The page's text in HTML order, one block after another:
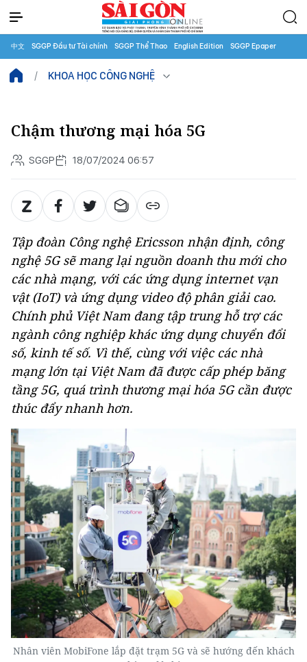
中文 SGGP Đầu tư Tài chính SGGP Thể Thao English Edition SGGP Epaper
KHOA HỌC CÔNG NGHỆ
Chậm thương mại hóa 5G
SGGP 18/07/2024 06:57
Tập đoàn Công nghệ Ericsson nhận định, công
nghệ 5G sẽ mang lại nguồn doanh thu mới cho
các nhà mạng, với các ứng dụng internet vạn
vật (IoT) và ứng dụng video độ phân giải cao.
Chính phủ Việt Nam đang tập trung hỗ trợ các
ngành công nghiệp khác ứng dụng chuyển đổi
số, kinh tế số. Vì thế, cùng với việc các nhà
mạng lớn tại Việt Nam đã được cấp phép băng
tầng 5G, quá trình thương mại hóa 5G cần được
thúc đẩy nhanh hơn.
Nhân viên MobiFone lắp đặt trạm 5G và sẽ hướng đến khách